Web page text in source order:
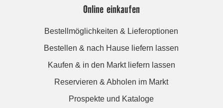
Online einkaufen
Bestellmöglichkeiten & Lieferoptionen
Bestellen & nach Hause liefern lassen
Kaufen & in den Markt liefern lassen
Reservieren & Abholen im Markt
Prospekte und Kataloge